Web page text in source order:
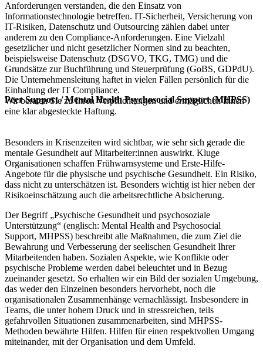
Anforderungen verstanden, die den Einsatz von
Informationstechnologie betreffen. IT-Sicherheit, Versicherung von
IT-Risiken, Datenschutz und Outsourcing zählen dabei unter
anderem zu den Compliance-Anforderungen. Eine Vielzahl
gesetzlicher und nicht gesetzlicher Normen sind zu beachten,
beispielsweise Datenschutz (DSGVO, TKG, TMG) und die
Grundsätze zur Buchführung und Steuerprüfung (GoBS, GDPdU).
Die Unternehmensleitung haftet in vielen Fällen persönlich für die
Einhaltung der IT Compliance.
Wir beraten Sie zu Ihren Verpflichtungen und ermöglichen Ihnen
eine klar abgesteckte Haftung.
Peer Support / Mental Health Psychosocial Support (MHPSS)
Besonders in Krisenzeiten wird sichtbar, wie sehr sich gerade die
mentale Gesundheit auf Mitarbeiter:innen auswirkt. Kluge
Organisationen schaffen Frühwarnsysteme und Erste-Hilfe-
Angebote für die physische und psychische Gesundheit. Ein Risiko,
dass nicht zu unterschätzen ist. Besonders wichtig ist hier neben der
Risikoeinschätzung auch die arbeitsrechtliche Absicherung.
Der Begriff „Psychische Gesundheit und psychosoziale
Unterstützung“ (englisch: Mental Health and Psychosocial
Support, MHPSS) beschreibt alle Maßnahmen, die zum Ziel die
Bewahrung und Verbesserung der seelischen Gesundheit Ihrer
Mitarbeitenden haben. Sozialen Aspekte, wie Konflikte oder
psychische Probleme werden dabei beleuchtet und in Bezug
zueinander gesetzt. So erhalten wir ein Bild der sozialen Umgebung,
das weder den Einzelnen besonders hervorhebt, noch die
organisationalen Zusammenhänge vernachlässigt. Insbesondere in
Teams, die unter hohem Druck und in stressreichen, teils
gefahrvollen Situationen zusammenarbeiten, sind MHPSS-
Methoden bewährte Hilfen. Hilfen für einen respektvollen Umgang
miteinander, mit der Organisation und dem Umfeld.